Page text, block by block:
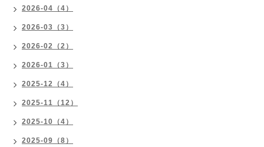
2026-04（4）
2026-03（3）
2026-02（2）
2026-01（3）
2025-12（4）
2025-11（12）
2025-10（4）
2025-09（8）